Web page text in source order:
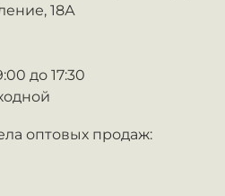
18А
до 17:30
оптовых продаж: